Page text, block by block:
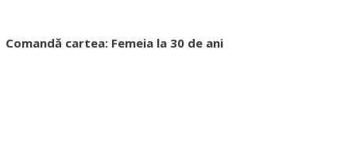
Comandă cartea: Femeia la 30 de ani